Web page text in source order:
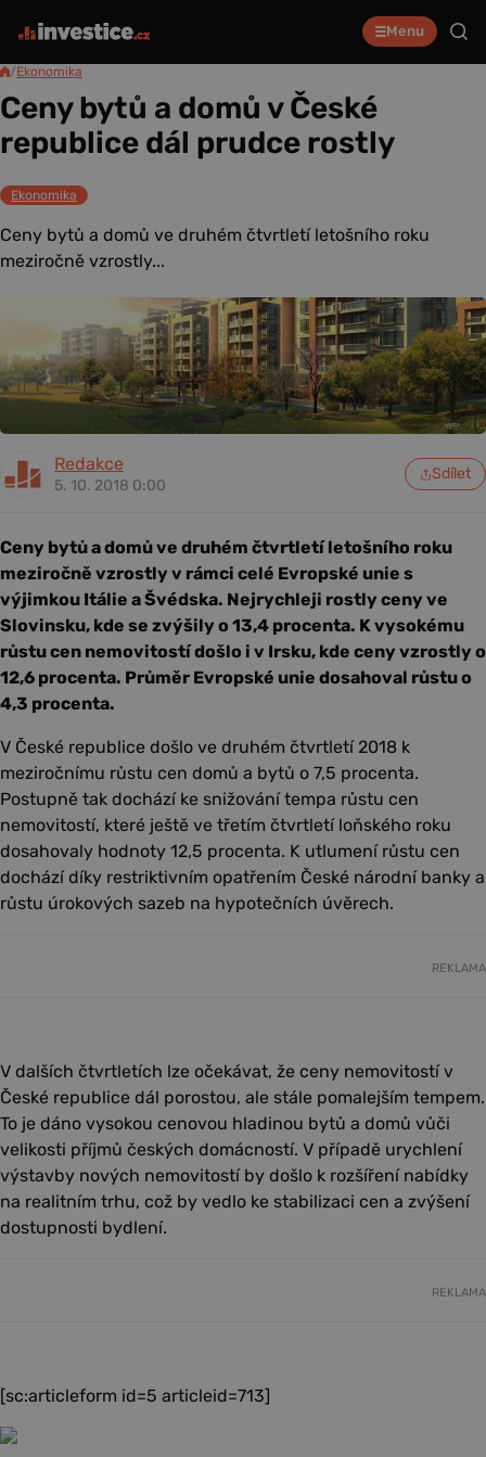
Menu
/Ekonomika
Ceny bytů a domů v České
republice dál prudce rostly
Ekonomika
Ceny bytů a domů ve druhém čtvrtletí letošního roku
meziročně vzrostly...
Redakce
5. 10. 2018 0:00
Sdílet
Ceny bytů a domů ve druhém čtvrtletí letošního roku
meziročně vzrostly v rámci celé Evropské unie s
výjimkou Itálie a Švédska. Nejrychleji rostly ceny ve
Slovinsku, kde se zvýšily o 13,4 procenta. K vysokému
růstu cen nemovitostí došlo i v Irsku, kde ceny vzrostly o
12,6 procenta. Průměr Evropské unie dosahoval růstu o
4,3 procenta.
V České republice došlo ve druhém čtvrtletí 2018 k
meziročnímu růstu cen domů a bytů o 7,5 procenta.
Postupně tak dochází ke snižování tempa růstu cen
nemovitostí, které ještě ve třetím čtvrtletí loňského roku
dosahovaly hodnoty 12,5 procenta. K utlumení růstu cen
dochází díky restriktivním opatřením České národní banky a
růstu úrokových sazeb na hypotečních úvěrech.
REKLAMA
V dalších čtvrtletích lze očekávat, že ceny nemovitostí v
České republice dál porostou, ale stále pomalejším tempem.
To je dáno vysokou cenovou hladinou bytů a domů vůči
velikosti příjmů českých domácností. V případě urychlení
výstavby nových nemovitostí by došlo k rozšíření nabídky
na realitním trhu, což by vedlo ke stabilizaci cen a zvýšení
dostupnosti bydlení.
REKLAMA
[sc:articleform id=5 articleid=713]